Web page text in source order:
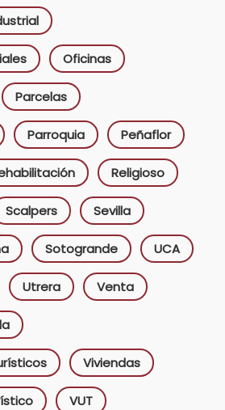
Oficinas
Parcelas
Parroquia Peñaflor
Religioso
Scalpers Sevilla
Sotogrande UCA
Utrera Venta
Viviendas
VUT